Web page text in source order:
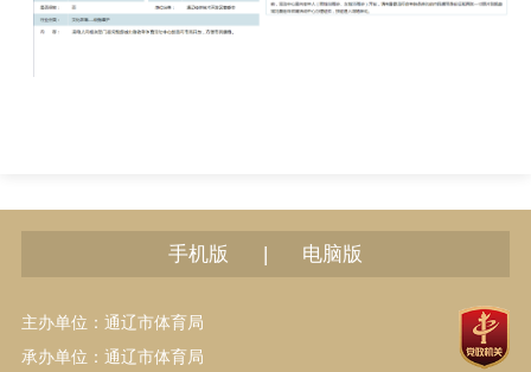
手机版 | 电脑版
主办单位：通辽市体育局
承办单位：通辽市体育局